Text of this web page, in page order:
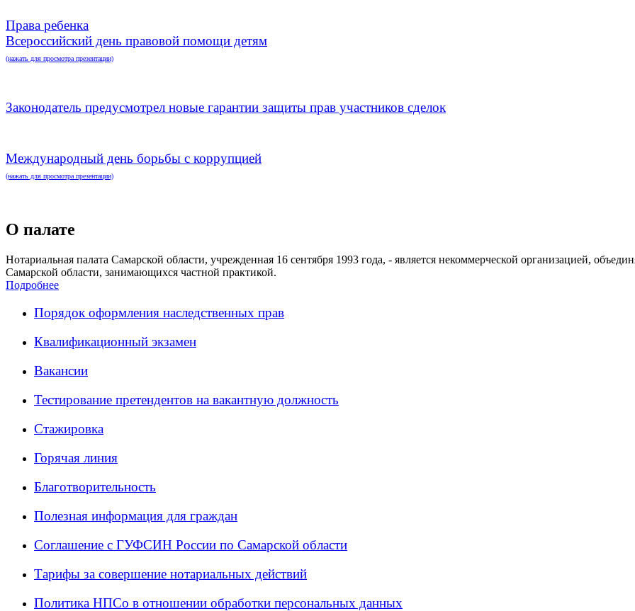
Права ребенка
Всероссийский день правовой помощи детям
(нажать для просмотра презентации)
Законодатель предусмотрел новые гарантии защиты прав участников сделок
Международный день борьбы с коррупцией
(нажать для просмотра презентации)
О палате
Нотариальная палата Самарской области, учрежденная 16 сентября 1993 года, - является некоммерческой организацией,
Самарской области, занимающихся частной практикой.
Подробнее
Порядок оформления наследственных прав
Квалификационный экзамен
Вакансии
Тестирование претендентов на вакантную должность
Стажировка
Горячая линия
Благотворительность
Полезная информация для граждан
Соглашение с ГУФСИН России по Самарской области
Тарифы за совершение нотариальных действий
Политика НПСо в отношении обработки персональных данных